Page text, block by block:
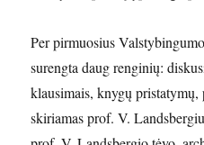
Per pirmuosius
surengta daug renginių:
klausimais, knygų
skiriamas prof. V.